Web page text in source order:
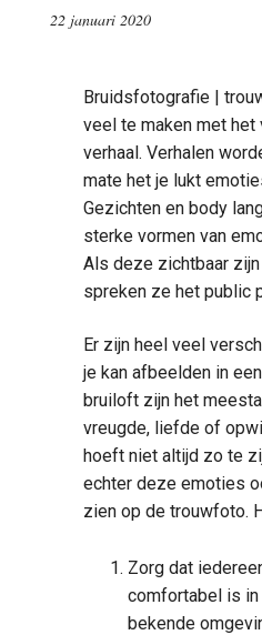
22 januari 2020
Bruidsfotografie |
veel te maken met het
verhaal. Verhalen
mate het je lukt
Gezichten en body
sterke vormen van
Als deze zichtbaar zijn
spreken ze het public
Er zijn heel veel
je kan afbeelden in
bruiloft zijn het
vreugde, liefde of
hoeft niet altijd zo te
echter deze emoties
zien op de trouwfoto.
Zorg dat
comfortabel is in
bekende